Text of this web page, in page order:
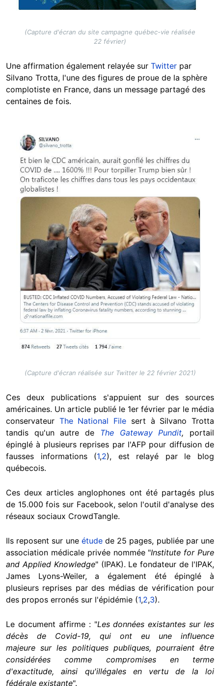
(Capture d'écran du site campagne québec-vie réalisée
22 février)
Une affirmation également relayée sur Twitter par
Silvano Trotta, l'une des figures de proue de la sphère
complotiste en France, dans un message partagé des
centaines de fois.
Image
(Capture d'écran réalisée sur Twitter le 22 février 2021)
Ces deux publications s'appuient sur des sources
américaines. Un article publié le 1er février par le média
conservateur The National File sert à Silvano Trotta
tandis qu'un autre de The Gateway Pundit, portail
épinglé à plusieurs reprises par l'AFP pour diffusion de
fausses informations (1,2), est relayé par le blog
québecois.
Ces deux articles anglophones ont été partagés plus
de 15.000 fois sur Facebook, selon l'outil d'analyse des
réseaux sociaux CrowdTangle.
Ils reposent sur une étudede 25 pages, publiée par une
association médicale privée nommée "Institute for Pure
and Applied Knowledge" (IPAK). Le fondateur de l'IPAK,
James Lyons-Weiler, a également été épinglé à
plusieurs reprises par des médias de vérification pour
des propos erronés sur l'épidémie (1,2,3).
Le document affirme : "Les données existantes sur les
décès de Covid-19, qui ont eu une influence
majeure sur les politiques publiques, pourraient être
considérées comme compromises en terme
d'exactitude, ainsi qu'illégales en vertu de la loi
fédérale existante".